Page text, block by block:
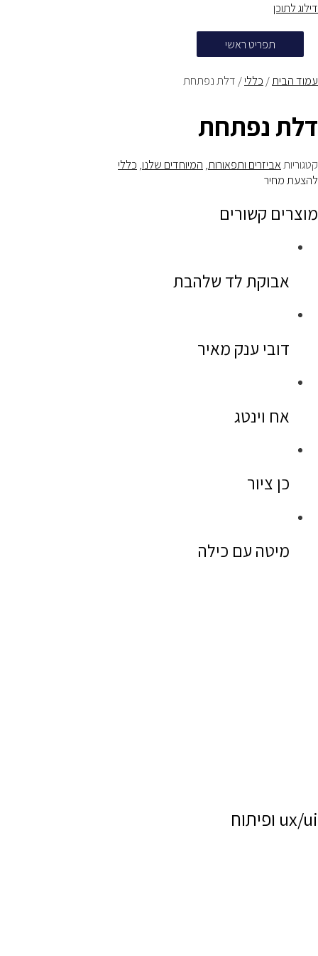
דילוג לתוכן
תפריט ראשי
עמוד הבית/ כללי/ דלת נפתחת
דלת נפתחת
קטגוריותאביזרים ותפאורות, המיוחדים שלנו, כללי
להצעת מחיר
מוצרים קשורים
אבוקת לד שלהבת
דובי ענק מאיר
אח וינטג
כן ציור
מיטה עם כילה
ux/ui ופיתוח